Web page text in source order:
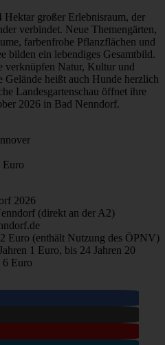
großer Erlebnisraum, der
verbindet. Neue Themengärten,
farbenfrohe Pflanzflächen und
bilden ein lebendiges Gesamtbild.
verknüpfen Natur, Kultur und
Gelände heißt auch Hunde herzlich
Landesgartenschau öffnet ihre
2026 in Bad Nenndorf.
Euro
2026
(direkt an der A2)
Euro (enthält Nutzung des ÖPNV)
1 Euro, bis 24 Jahren 20
6 Euro